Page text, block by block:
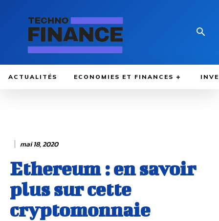
ACTUALITÉS ECONOMIES ET FINANCES
mai 18, 2020
Ethereum : en savoir
plus sur cette
cryptomonnaie